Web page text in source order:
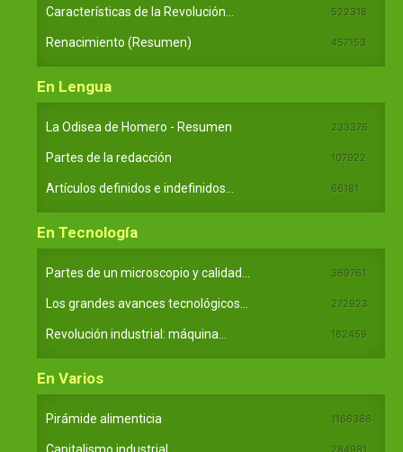
Características de la Revolución... 522318
Renacimiento (Resumen) 457153
En Lengua
La Odisea de Homero - Resumen 233376
Partes de la redacción 107922
Artículos definidos e indefinidos... 66181
En Tecnología
Partes de un microscopio y calidad... 369761
Los grandes avances tecnológicos... 272923
Revolución industrial: máquina... 162459
En Varios
Pirámide alimenticia 1166386
284981